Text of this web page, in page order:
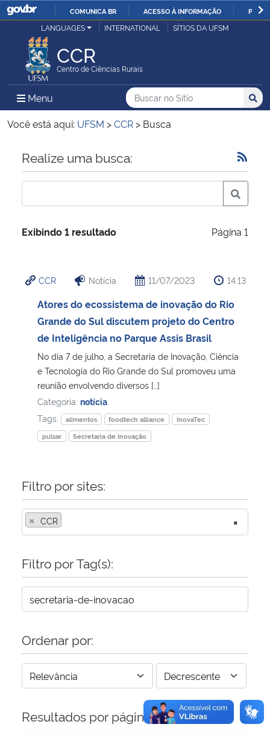
IR
COMUNICA BR ACESSO À INFORMAÇÃO
Ministério da Justiça e Segurança Pública
Ministério da Defesa
Ministério das Relações Exteriores
Ministério da Economia
Ministério da Infraestrutura
Ministério da Cidadania
Ministério de Minas e Energia
Ministério da Ciência, Tecnologia, Inovações e Comunicações
Ministério do Meio Ambiente
Ministério do Turismo
Ministério da Mulher, da Família e dos Direitos Humanos
Secretaria-Geral
Secretaria de Governo
Advocacia-Geral da União
LANGUAGES INTERNATIONAL SÍTIOS DA UFSM
CCR
Centro de Ciências Rurais
Menu Menu Principal do Sítio
Busca
Buscar no no Sítio
Busca:
Você está aqui: UFSM >CCR > Busca
Início do conteúdo
Realize uma busca:
Exibindo 1 resultado Página 1
CCR Notícia 11/07/2023 14:13
Atores do ecossistema de inovação do Rio
Grande do Sul discutem projeto do Centro
de Inteligência no Parque Assis Brasil
No dia 7 de julho, a Secretaria de Inovação, Ciência
e Tecnologia do Rio Grande do Sul promoveu uma
reunião envolvendo diversos […]
Categoria: notícia
Tags:
alimentos foodtech alliance
InovaTec
pulsar
Secretaria de Inovação
Filtro por sites:
×
× CCR
Filtro por Tag(s):
Ordenar por:
Resultados por página: